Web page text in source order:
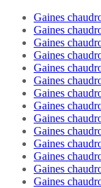
Gaines
Gaines
Gaines
Gaines
Gaines
Gaines
Gaines
Gaines
Gaines
Gaines
Gaines
Gaines
Gaines
Gaines